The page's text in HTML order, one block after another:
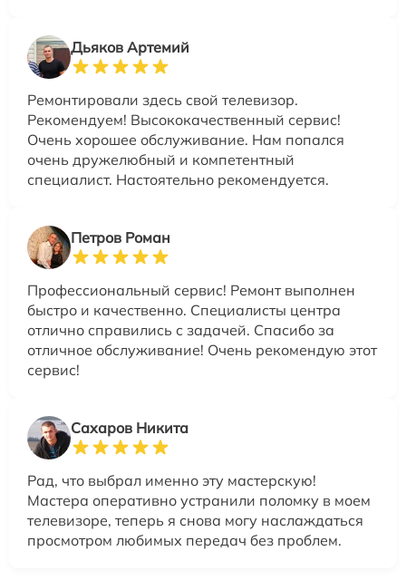
Дьяков Артемий
Ремонтировали здесь свой телевизор.
Рекомендуем! Высококачественный сервис!
Очень хорошее обслуживание. Нам попался
очень дружелюбный и компетентный
специалист. Настоятельно рекомендуется.
Петров Роман
Профессиональный сервис! Ремонт выполнен
быстро и качественно. Специалисты центра
отлично справились с задачей. Спасибо за
отличное обслуживание! Очень рекомендую этот
сервис!
Сахаров Никита
Рад, что выбрал именно эту мастерскую!
Мастера оперативно устранили поломку в моем
телевизоре, теперь я снова могу наслаждаться
просмотром любимых передач без проблем.